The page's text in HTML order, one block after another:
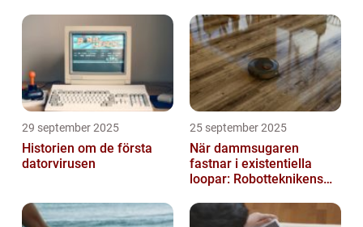
29 september 2025
Historien om de första
datorvirusen
25 september 2025
När dammsugaren
fastnar i existentiella
loopar: Robotteknikens